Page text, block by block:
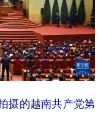
悦读
网 上市公司
的越南共产党第